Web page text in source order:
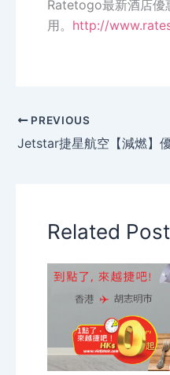
Ratetogo最新酒店
用。 http://
PREVIOUS
Related